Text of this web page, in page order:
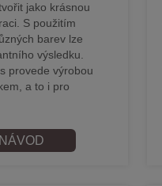
jako krásnou
S použitím
barev lze
výsledku.
provede výrobou
a to i pro